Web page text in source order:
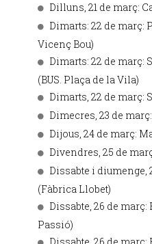
Dilluns, 21 de març:
Dimarts: 22 de març:
Vicenç Bou)
Dimarts: 22 de març:
(BUS. Plaça de la Vila)
Dimarts, 22 de març:
Dimecres, 23 de
Dijous, 24 de març:
Divendres, 25 de
Dissabte i diumenge,
(Fàbrica Llobet)
Dissabte, 26 de
Passió)